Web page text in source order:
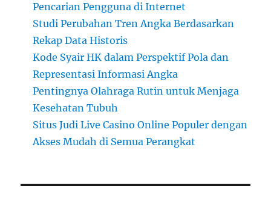
Pencarian Pengguna di Internet
Studi Perubahan Tren Angka Berdasarkan
Rekap Data Historis
Kode Syair HK dalam Perspektif Pola dan
Representasi Informasi Angka
Pentingnya Olahraga Rutin untuk Menjaga
Kesehatan Tubuh
Situs Judi Live Casino Online Populer dengan
Akses Mudah di Semua Perangkat